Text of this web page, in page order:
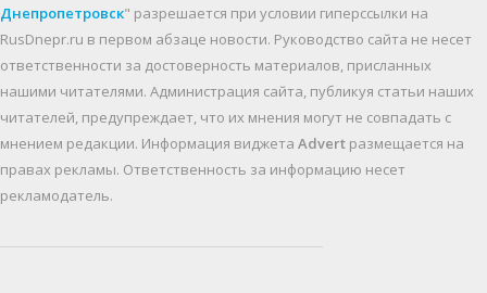
Днепропетровск" разрешается при условии гиперссылки на
RusDnepr.ru в первом абзаце новости. Руководство сайта не несет
ответственности за достоверность материалов, присланных
нашими читателями. Администрация сайта, публикуя статьи наших
читателей, предупреждает, что их мнения могут не совпадать с
мнением редакции. Информация виджета Advert размещается на
правах рекламы. Ответственность за информацию несет
рекламодатель.